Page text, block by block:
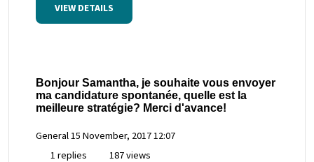
VIEW DETAILS
Bonjour Samantha, je souhaite vous envoyer
ma candidature spontanée, quelle est la
meilleure stratégie? Merci d'avance!
General 15 November, 2017 12:07
1 replies
187 views